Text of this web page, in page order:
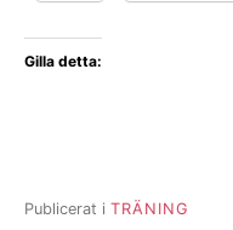
Gilla detta:
Publicerat i TRÄNING